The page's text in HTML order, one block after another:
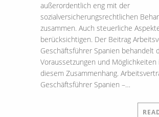
außerordentlich eng mit der
sozialversicherungsrechtlichen
zusammen. Auch steuerliche
berücksichtigen. Der Beitrag
Geschäftsführer Spanien behandelt
Voraussetzungen und Möglichkeiten
diesem Zusammenhang.
Geschäftsführer Spanien –…